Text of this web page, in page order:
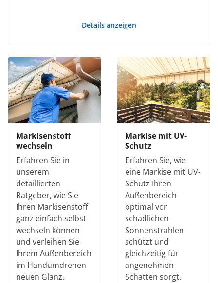
Details anzeigen
Markisenstoff
wechseln
Erfahren Sie in
unserem
detaillierten
Ratgeber, wie Sie
Ihren Markisenstoff
ganz einfach selbst
wechseln können
und verleihen Sie
Ihrem Außenbereich
im Handumdrehen
neuen Glanz.
Markise mit UV-
Schutz
Erfahren Sie, wie
eine Markise mit UV-
Schutz Ihren
Außenbereich
optimal vor
schädlichen
Sonnenstrahlen
schützt und
gleichzeitig für
angenehmen
Schatten sorgt.